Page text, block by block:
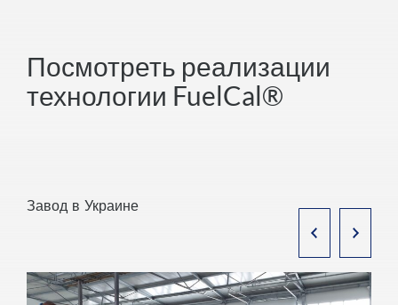
Посмотреть реализации
технологии FuelCal®
Завод в Украине